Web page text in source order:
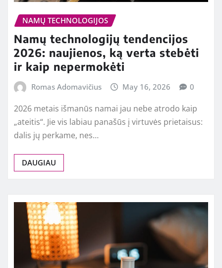
NAMŲ TECHNOLOGIJOS
Namų technologijų tendencijos
2026: naujienos, ką verta stebėti
ir kaip nepermokėti
Romas Adomavičius May 16, 2026 0
2026 metais išmanūs namai jau nebe atrodo kaip
„ateitis“. Jie vis labiau panašūs į virtuvės prietaisus:
dalis jų perkame, nes…
DAUGIAU